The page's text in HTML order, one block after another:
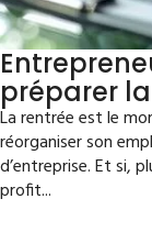
préparer
La rentrée est le
réorganiser son
d’entreprise. Et si,
profit...